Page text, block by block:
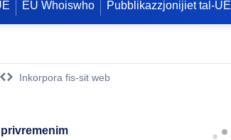
EU Whoiswho Pubblikazzjonijiet tal-UE
Inkorpora fis-sit web